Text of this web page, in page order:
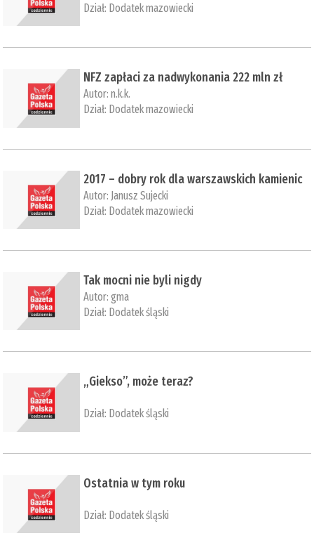
Dział: Dodatek mazowiecki
​NFZ zapłaci za nadwykonania 222 mln zł
Autor:n.k.k.
Dział: Dodatek mazowiecki
​2017 – dobry rok dla warszawskich kamienic
Autor: Janusz Sujecki
Dział: Dodatek mazowiecki
​Tak mocni nie byli nigdy
Autor:gma
Dział: Dodatek śląski
„Giekso”, może teraz?
Dział: Dodatek śląski
​Ostatnia w tym roku
Dział: Dodatek śląski